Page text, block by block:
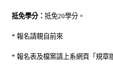
抵免學分： 抵免20學分。
* 報名請親自前來
* 報名表及檔案請上系網頁「規章